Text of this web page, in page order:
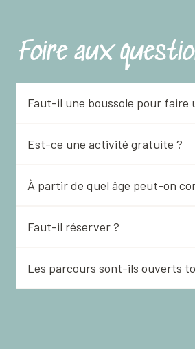
Foire aux
Faut-il une boussole pour faire
Est-ce une activité gratuite ?
À partir de quel âge peut-on
Faut-il réserver ?
Les parcours sont-ils ouverts